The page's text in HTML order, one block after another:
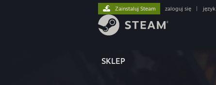
SKLEP
Zainstaluj Steam zaloguj się język